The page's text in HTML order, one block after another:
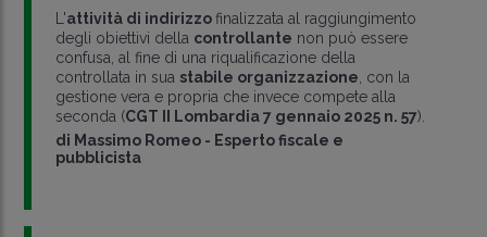
L'attività di indirizzofinalizzata al raggiungimento
degli obiettivi della controllante non può essere
confusa, al fine di una riqualificazione della
controllata in sua stabile organizzazione , con la
gestione vera e propria che invece compete alla
seconda (CGT II Lombardia 7 gennaio 2025 n. 57).
di Massimo Romeo - Esperto fiscale e
pubblicista